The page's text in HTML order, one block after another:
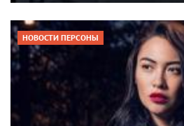
НОВОСТИ ПЕРСОНЫ